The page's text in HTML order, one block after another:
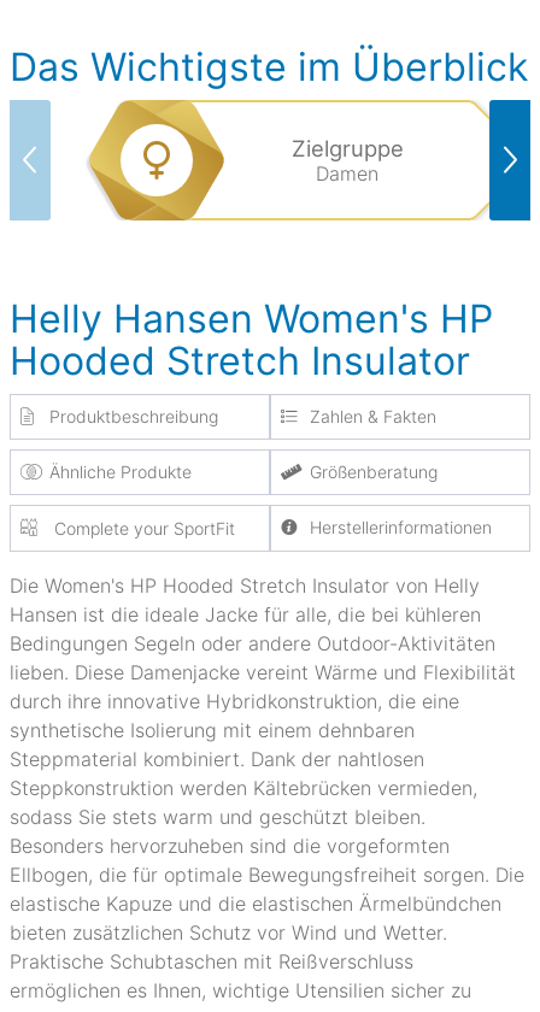
Das Wichtigste im Überblick
Zielgruppe
Damen
Helly Hansen Women's HP
Hooded Stretch Insulator
Produktbeschreibung Zahlen & Fakten
Ähnliche Produkte Größenberatung
Complete your SportFit Herstellerinformationen
Die Women's HP Hooded Stretch Insulator von Helly
Hansen ist die ideale Jacke für alle, die bei kühleren
Bedingungen Segeln oder andere Outdoor-Aktivitäten
lieben. Diese Damenjacke vereint Wärme und Flexibilität
durch ihre innovative Hybridkonstruktion, die eine
synthetische Isolierung mit einem dehnbaren
Steppmaterial kombiniert. Dank der nahtlosen
Steppkonstruktion werden Kältebrücken vermieden,
sodass Sie stets warm und geschützt bleiben.
Besonders hervorzuheben sind die vorgeformten
Ellbogen, die für optimale Bewegungsfreiheit sorgen. Die
elastische Kapuze und die elastischen Ärmelbündchen
bieten zusätzlichen Schutz vor Wind und Wetter.
Praktische Schubtaschen mit Reißverschluss
ermöglichen es Ihnen, wichtige Utensilien sicher zu